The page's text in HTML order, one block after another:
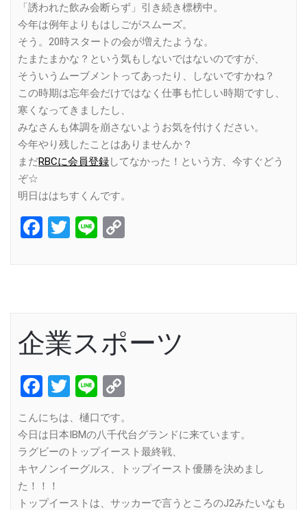
「誘われた飲み会断らず」引き続き標榜中。
今年は例年よりもはしごがスムーズ。
そう。20時スタートの会が増えたような。
たまたまかな？という気もしないではないのですが、
そういうムーブメントってあったり、しないですかね？
この時期は忘年会だけではなく仕事も忙しい時期ですし、
寒くなってきましたし、
みなさんも体調を崩さないようお気を付けください。
今年やり残したことはありませんか？
まだRBCに会員登録してなかった！という方、今すぐどう
ぞ☆
明日ははちすくんです。
Facebook
Twitter
Line
企業スポーツ
Facebook
Twitter
Line
こんにちは、樋口です。
今日は日本IBMの八千代台グランドに来ています。
ラグビーのトップイースト最終戦、
キヤノンイーグルス、トップイースト優勝を決めまし
た！！！
トップイーストは、サッカーで言うところのJ2みたいなも